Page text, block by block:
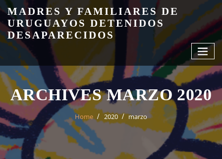
Skip
content
MADRES Y FAMILIARES DE
URUGUAYOS DETENIDOS
DESAPARECIDOS
ARCHIVES MARZO 2020
Home 2020 marzo